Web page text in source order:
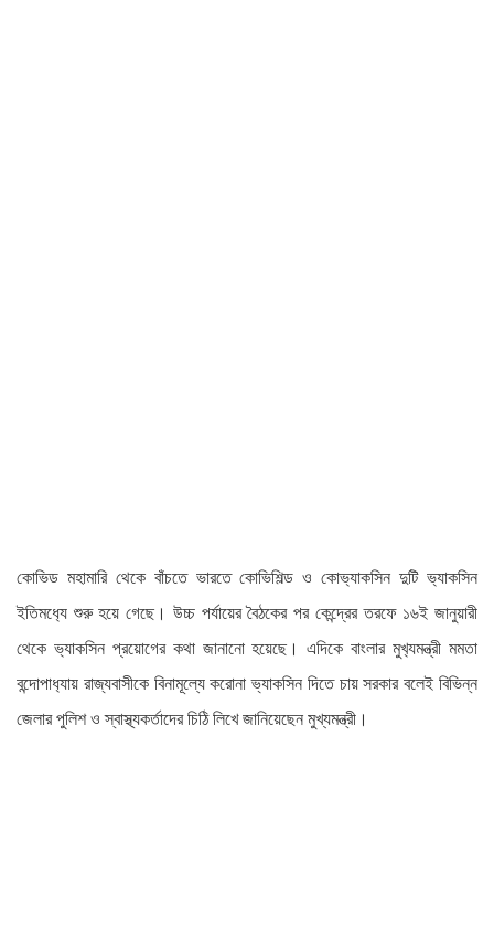
কোভিড মহামারি থেকে বাঁচতে ভারতে কোভিশিল্ড ও কোভ‍্যাকসিন দুটি ভ‍্যাকসিন
ইতিমধ‍্যে শুরু হয়ে গেছে। উচ্চ পর্যায়ের বৈঠকের পর কেন্দ্রের তরফে ১৬ই জানুয়ারী
থেকে ভ‍্যাকসিন প্রয়োগের কথা জানানো হয়েছে। এদিকে বাংলার মুখ‍্যমন্ত্রী মমতা
বন্দোপাধ‍্যায় রাজ্যবাসীকে বিনামূল্যে করোনা ভ্যাকসিন দিতে চায় সরকার বলেই বিভিন্ন
জেলার পুলিশ ও স্বাস্থ্যকর্তাদের চিঠি লিখে জানিয়েছেন মুখ্যমন্ত্রী।